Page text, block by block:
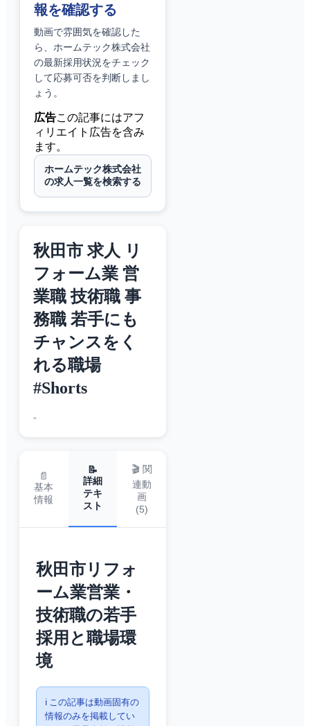
報を確認する
動画で雰囲気を確認した
ら、 ホームテック株式会社
の最新採用状況をチェック
して応募可否を判断しまし
ょう。
広告この記事にはアフ
ィリエイト広告を含み
ます。
ホームテック株式会社
の求人一覧を検索する
秋田市 求人 リ
フォーム業 営
業職 技術職 事
務職 若手にも
チャンスをく
れる職場
#Shorts
-
📄
基本
情報
📝
詳細
テキ
スト
🎬 関
連動
画
(5)
秋田市リフォ
ーム業営業・
技術職の若手
採用と職場環
境
ℹ️ この記事は動画固有の
情報のみを掲載してい